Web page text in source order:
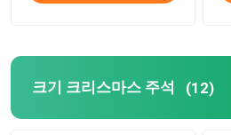
크기 크리스마스 주석 (12)